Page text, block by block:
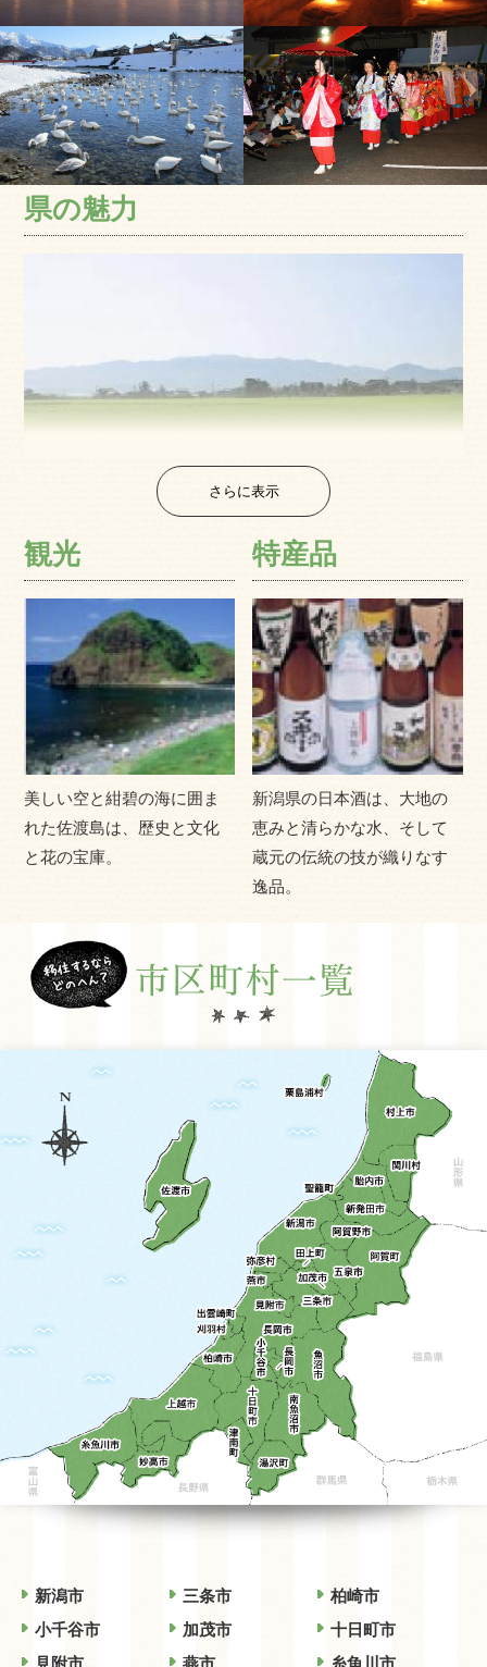
県の魅力
本州日本海側に位置する新潟県。日本海でとれた新鮮な水
生みだす銘酒、たわわに実る果実など、まさに食の宝庫で
す。また、昔ながらの伝統の祭りや豪雪地帯である地理を
活かした雪まつり、7月から9月にかけて約70か所で行われ
る花火大会、夜を彩る蛍の光、日本海での海水浴や山での
キャンプなど、豊かな自然があなたのライフスタイルを彩
ります。
さらに表示
観光
美しい空と紺碧の海に囲ま
れた佐渡島は、歴史と文化
と花の宝庫。
特産品
新潟県の日本酒は、大地の
恵みと清らかな水、そして
蔵元の伝統の技が織りなす
逸品。
新潟市 三条市
柏崎市
小千谷市
加茂市
十日町市
見附市
燕市 糸魚川市